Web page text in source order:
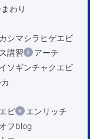
わり
シマシラヒゲエビ
講習
アーチ
イソギンチャクエビ
エビ
エンリッチ
オフblog